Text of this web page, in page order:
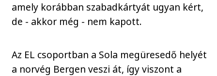
amely korábban szabadkártyát ugyan kért,
de - akkor még - nem kapott.
Az EL csoportban a Sola megüresedő helyét
a norvég Bergen veszi át, így viszont a